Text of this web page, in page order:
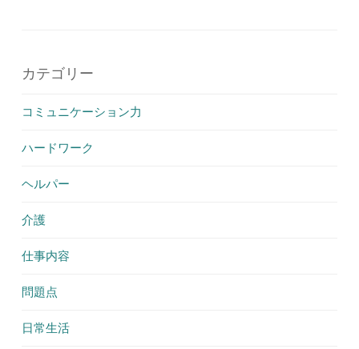
カテゴリー
コミュニケーション力
ハードワーク
ヘルパー
介護
仕事内容
問題点
日常生活